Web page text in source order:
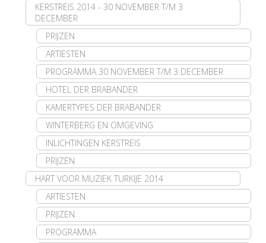
KERSTREIS 2014 - 30 NOVEMBER T/M 3
DECEMBER
PRIJZEN
ARTIESTEN
PROGRAMMA 30 NOVEMBER T/M 3 DECEMBER
HOTEL DER BRABANDER
KAMERTYPES DER BRABANDER
WINTERBERG EN OMGEVING
INLICHTINGEN KERSTREIS
PRIJZEN
HART VOOR MUZIEK TURKIJE 2014
ARTIESTEN
PRIJZEN
PROGRAMMA